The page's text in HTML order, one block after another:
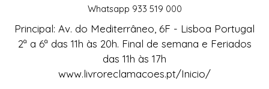
Whatsapp 933 519 000
Principal: Av. do Mediterrâneo, 6F - Lisboa Portugal
2ª a 6ª das 11h às 20h. Final de semana e Feriados
das 11h às 17h
www.livroreclamacoes.pt/Inicio/